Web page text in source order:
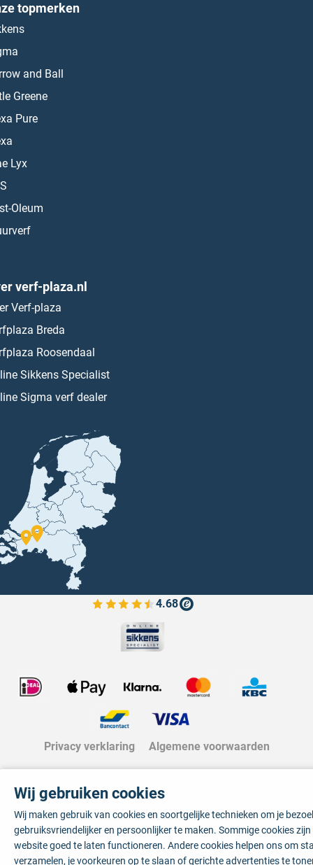
topmerken
and Ball
Greene
Pure
Lyx
Oleum
verf-plaza.nl
Verf-plaza
Breda
Roosendaal
Sikkens Specialist
Sigma verf dealer
4.68
Bekijk de verfplaza beoordelingen
Privacy verklaring Algemene voorwaarden
Wij gebruiken cookies
Wij maken gebruik van cookies en soortgelijke technieken om je
gebruiksvriendelijker en persoonlijker te maken. Sommige cookies
website goed te laten functioneren. Andere cookies helpen ons om
verzamelen, je voorkeuren op te slaan of gerichte advertenties te